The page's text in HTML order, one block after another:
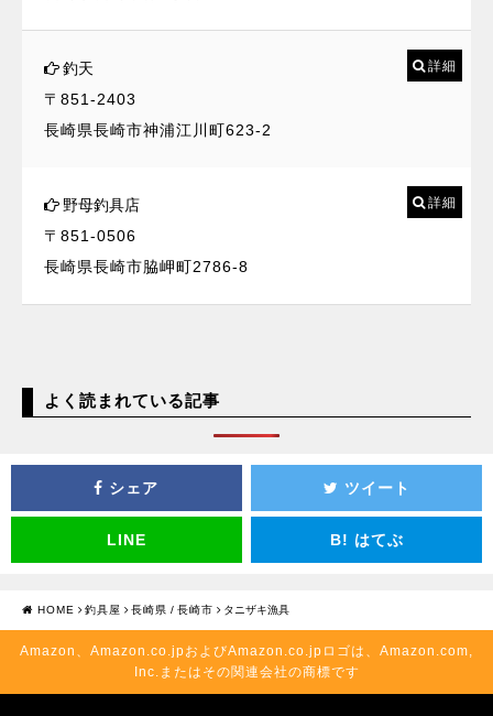
釣天
〒851-2403
長崎県長崎市神浦江川町623-2
詳細
野母釣具店
〒851-0506
長崎県長崎市脇岬町2786-8
詳細
よく読まれている記事
シェア ツイート
LINE B! はてぶ
HOME 釣具屋 長崎県 / 長崎市 タニザキ漁具
Amazon、Amazon.co.jpおよびAmazon.co.jpロゴは、Amazon.com,
Inc.またはその関連会社の商標です